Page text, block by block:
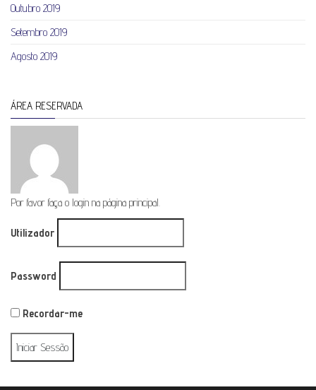
Outubro 2019
Setembro 2019
Agosto 2019
ÁREA RESERVADA
Por favor faça o login na página principal.
Utilizador
Password
Recordar-me